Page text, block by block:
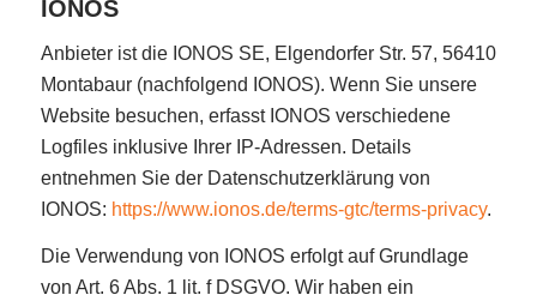
IONOS
Anbieter ist die IONOS SE, Elgendorfer Str. 57, 56410
Montabaur (nachfolgend IONOS). Wenn Sie unsere
Website besuchen, erfasst IONOS verschiedene
Logfiles inklusive Ihrer IP-Adressen. Details
entnehmen Sie der Datenschutzerklärung von
IONOS: https://www.ionos.de/terms-gtc/terms-privacy.
Die Verwendung von IONOS erfolgt auf Grundlage
von Art. 6 Abs. 1 lit. f DSGVO. Wir haben ein